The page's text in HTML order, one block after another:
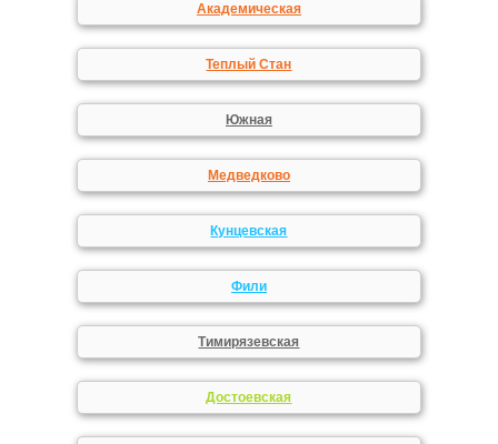
Академическая
Теплый Стан
Южная
Медведково
Кунцевская
Фили
Тимирязевская
Достоевская